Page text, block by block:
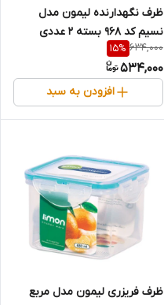
ظرف نگهدارنده لیمون مدل
نسیم کد 968 بسته 2 عددی
634,000
15%
534,000
افزودن به سبد
ظرف فریزری لیمون مدل مربع